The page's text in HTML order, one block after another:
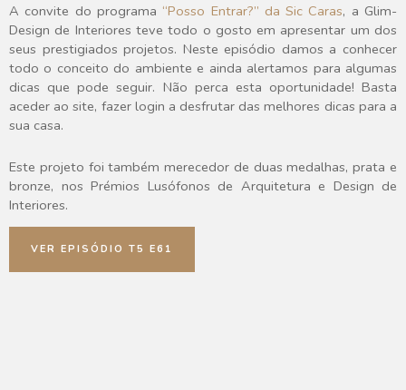
A convite do programa “Posso Entrar?” da Sic Caras, a Glim-
Design de Interiores teve todo o gosto em apresentar um dos
seus prestigiados projetos. Neste episódio damos a conhecer
todo o conceito do ambiente e ainda alertamos para algumas
dicas que pode seguir. Não perca esta oportunidade! Basta
aceder ao site, fazer login a desfrutar das melhores dicas para a
sua casa.
Este projeto foi também merecedor de duas medalhas, prata e
bronze, nos Prémios Lusófonos de Arquitetura e Design de
Interiores.
VER EPISÓDIO T5 E61